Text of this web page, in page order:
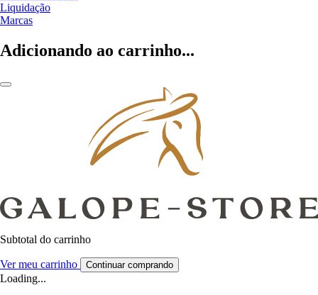
Liquidação
Marcas
Adicionando ao carrinho...
Subtotal do carrinho
Ver meu carrinho Continuar comprando
Loading...